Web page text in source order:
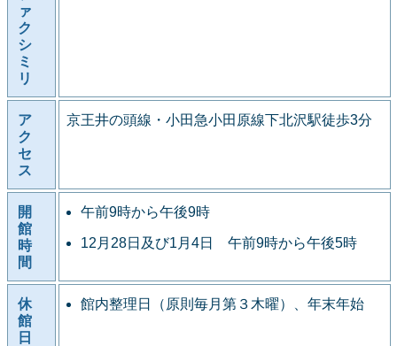
ァ
ク
シ
ミ
リ
ア
ク
セ
ス
京王井の頭線・小田急小田原線下北沢駅徒歩3分
開
館
時
間
午前9時から午後9時
12月28日及び1月4日 午前9時から午後5時
休
館
日
館内整理日（原則毎月第３木曜）、年末年始